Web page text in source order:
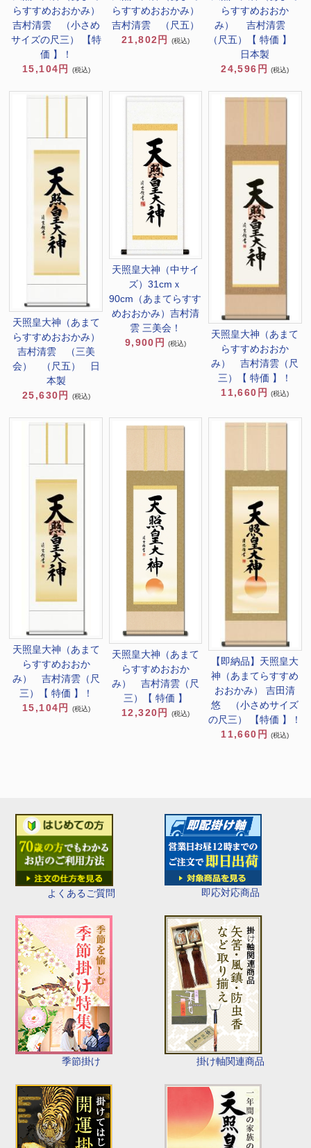
よくあるご質問 即応対応商品
季節掛け 掛け軸関連商品
らすすめおおかみ）
吉村清雲 （小さめ
サイズの尺三） 【特
価 】！
15,104円
(税込)
らすすめおおかみ）
吉村清雲 （尺五）
21,802円
(税込)
らすすめおおか
み） 吉村清雲
（尺五）【 特価 】
日本製
24,596円
(税込)
天照皇大神（あまて
らすすめおおかみ）
吉村清雲 （三美
会） （尺五） 日
本製
25,630円
(税込)
天照皇大神（中サイ
ズ）31cmｘ
90cm（あまてらすす
めおおかみ）吉村清
雲 三美会！
9,900円
(税込)
天照皇大神（あまて
らすすめおおか
み） 吉村清雲（尺
三）【 特価 】！
11,660円
(税込)
天照皇大神（あまて
らすすめおおか
み） 吉村清雲（尺
三）【 特価 】！
15,104円
(税込)
天照皇大神（あまて
らすすめおおか
み） 吉村清雲（尺
三）【 特価 】
12,320円
(税込)
【即納品】天照皇大
神（あまてらすすめ
おおかみ） 吉田清
悠 （小さめサイズ
の尺三） 【特価 】！
11,660円
(税込)